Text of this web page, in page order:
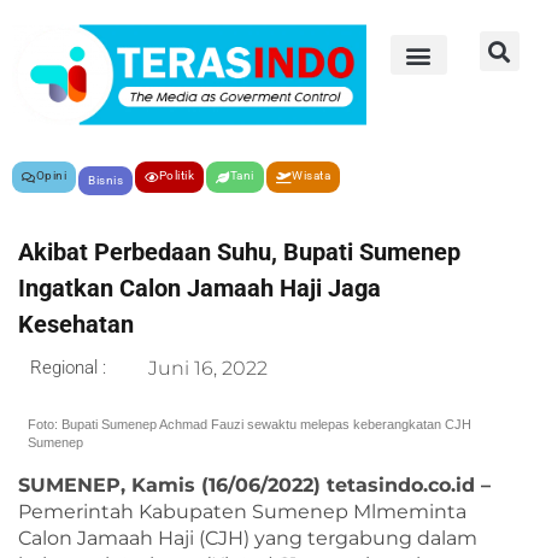
Opini Bisnis Politik Tani Wisata
Akibat Perbedaan Suhu, Bupati Sumenep
Ingatkan Calon Jamaah Haji Jaga
Kesehatan
Regional : Juni 16, 2022
Foto: Bupati Sumenep Achmad Fauzi sewaktu melepas keberangkatan CJH
Sumenep
SUMENEP, Kamis (16/06/2022) tetasindo.co.id –
Pemerintah Kabupaten Sumenep Mlmeminta
Calon Jamaah Haji (CJH) yang tergabung dalam